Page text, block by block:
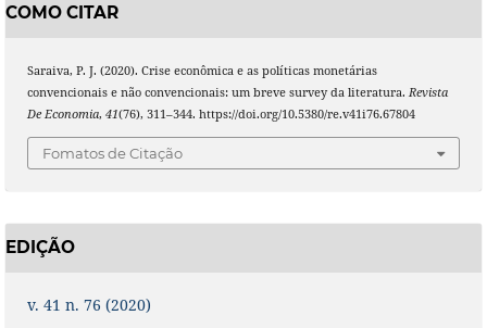
COMO CITAR
Saraiva, P. J. (2020). Crise econômica e as políticas monetárias
convencionais e não convencionais: um breve survey da literatura. Revista
De Economia, 41(76), 311–344. https://doi.org/10.5380/re.v41i76.67804
Fomatos de Citação
EDIÇÃO
v. 41 n. 76 (2020)